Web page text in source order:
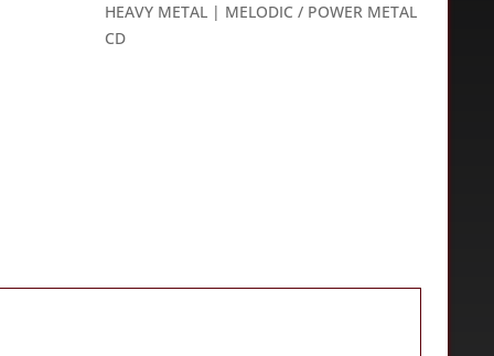
HEAVY METAL | MELODIC / POWER METAL
CD